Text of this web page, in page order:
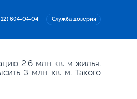
604-04-04 Служба доверия
2,6 млн кв. м жилья.
3 млн кв. м. Такого